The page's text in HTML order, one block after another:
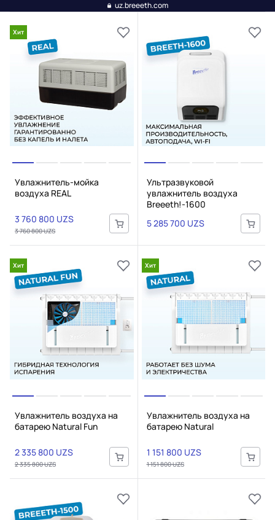
uz.breeeth.com
Хит
Увлажнитель-мойка
воздуха REAL
3 760 800 UZS
3 760 800 UZS
Ультразвуковой
увлажнитель воздуха
Breeeth!-1600
5 285 700 UZS
Хит
Увлажнитель воздуха на
батарею Natural Fun
2 335 800 UZS
2 335 800 UZS
Хит
Увлажнитель воздуха на
батарею Natural
1 151 800 UZS
1 151 800 UZS